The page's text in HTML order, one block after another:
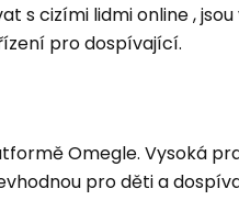
s cizími lidmi online ,
pro dospívající.
Omegle. Vysoká
pro děti a